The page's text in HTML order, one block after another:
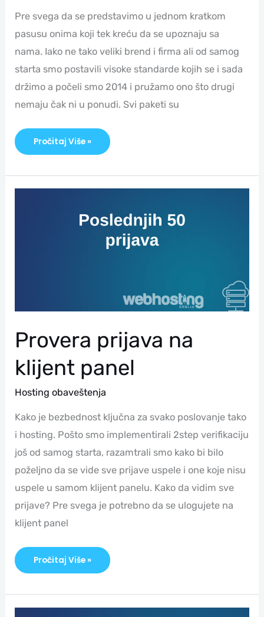
Pre svega da se predstavimo u jednom kratkom
pasusu onima koji tek kreću da se upoznaju sa
nama. Iako ne tako veliki brend i firma ali od samog
starta smo postavili visoke standarde kojih se i sada
držimo a počeli smo 2014 i pružamo ono što drugi
nemaju čak ni u ponudi. Svi paketi su
Pročitaj Više »
Provera prijava na
klijent panel
Hosting obaveštenja
Kako je bezbednost ključna za svako poslovanje tako
i hosting. Pošto smo implementirali 2step verifikaciju
još od samog starta, razamtrali smo kako bi bilo
poželjno da se vide sve prijave uspele i one koje nisu
uspele u samom klijent panelu. Kako da vidim sve
prijave? Pre svega je potrebno da se ulogujete na
klijent panel
Provera
Pročitaj Više »
RNIDS